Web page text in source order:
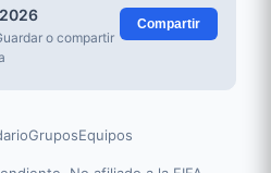
o compartir
Compartir
GruposEquipos